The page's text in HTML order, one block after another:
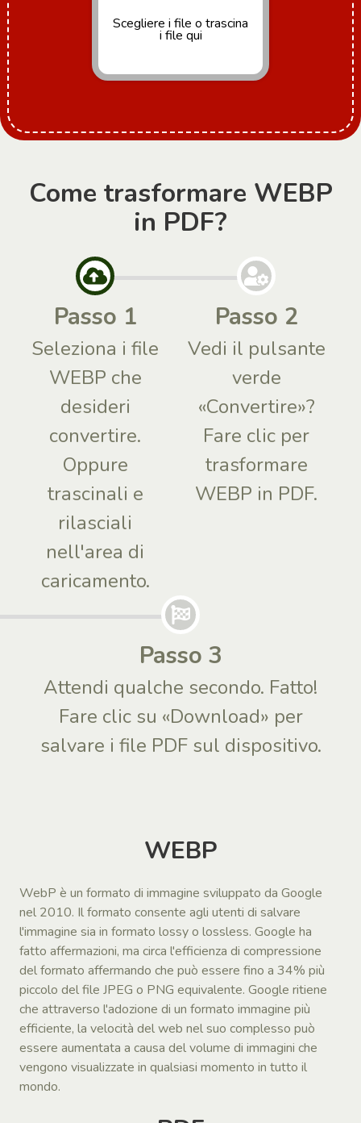
Scegliere i file o trascina
i file qui
Come trasformare WEBP
in PDF?
Passo 1
Seleziona i file
WEBP che
desideri
convertire.
Oppure
trascinali e
rilasciali
nell'area di
caricamento.
Passo 2
Vedi il pulsante
verde
«Convertire»?
Fare clic per
trasformare
WEBP in PDF.
Passo 3
Attendi qualche secondo. Fatto!
Fare clic su «Download» per
salvare i file PDF sul dispositivo.
WEBP
WebP è un formato di immagine sviluppato da Google
nel 2010. Il formato consente agli utenti di salvare
l'immagine sia in formato lossy o lossless. Google ha
fatto affermazioni, ma circa l'efficienza di compressione
del formato affermando che può essere fino a 34% più
piccolo del file JPEG o PNG equivalente. Google ritiene
che attraverso l'adozione di un formato immagine più
efficiente, la velocità del web nel suo complesso può
essere aumentata a causa del volume di immagini che
vengono visualizzate in qualsiasi momento in tutto il
mondo.